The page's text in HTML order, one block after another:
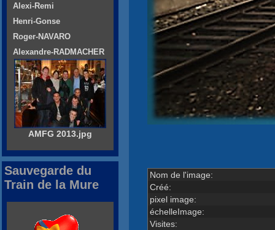
Nom de l'image:
Créé:
pixel image:
échelleImage:
Visites:
Alexi-Remi
Henri-Gonse
Roger-NAVARO
Alexandre-RADMACHER
AMFG 2013.jpg
Sauvegarde du
Train de la Mure